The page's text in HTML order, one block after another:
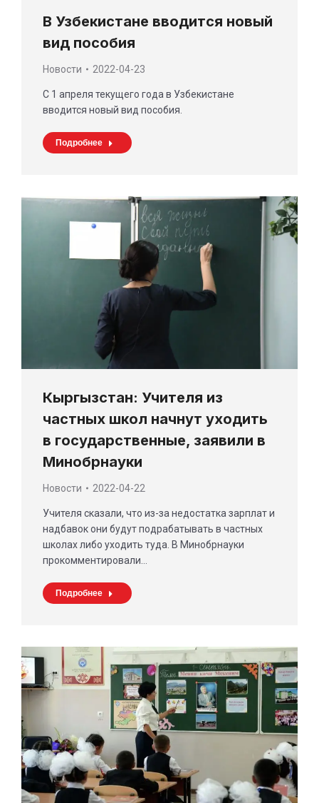
В Узбекистане вводится новый
вид пособия
Новости 2022-04-23
С 1 апреля текущего года в Узбекистане
вводится новый вид пособия.
Подробнее
Кыргызстан: Учителя из
частных школ начнут уходить
в государственные, заявили в
Минобрнауки
Новости 2022-04-22
Учителя сказали, что из-за недостатка зарплат и
надбавок они будут подрабатывать в частных
школах либо уходить туда. В Минобрнауки
прокомментировали…
Подробнее